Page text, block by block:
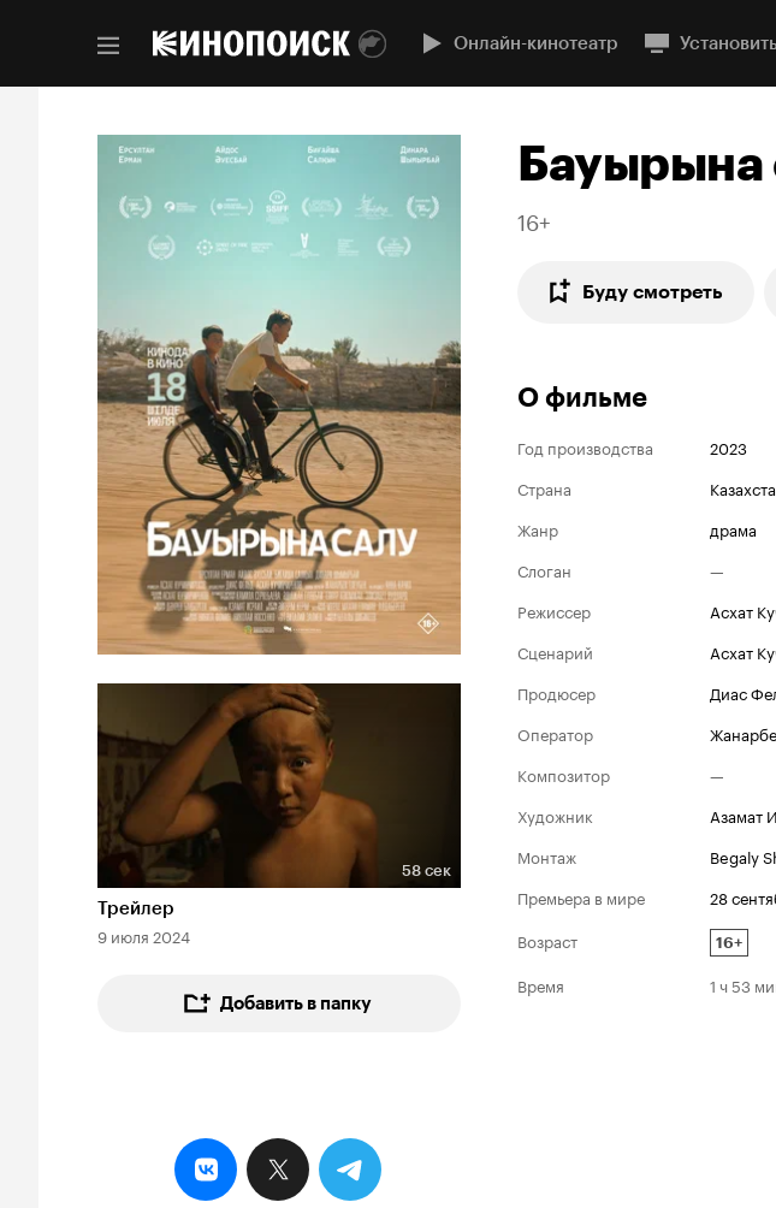
Онлайн-кинотеатр
Длительность 58 сек
58 сек
Трейлер
9 июля 2024
Добавить в папку
Бауырына
16+
Буду смотреть
О фильме
Год производства
2023
Страна
Жанр
драма
Слоган
—
Режиссер
Асхат
Сценарий
Асхат
Продюсер
Диас
Оператор
Композитор
—
Художник
Азамат
Монтаж
Begaly
Премьера в мире
28
Возраст
16+
Время 1 ч 53